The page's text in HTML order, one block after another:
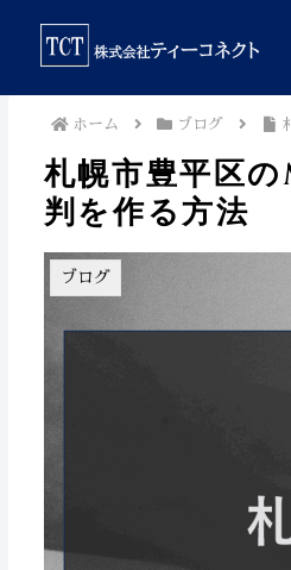
ホーム ブログ
札幌市豊平区
判を作る方法
ブログ